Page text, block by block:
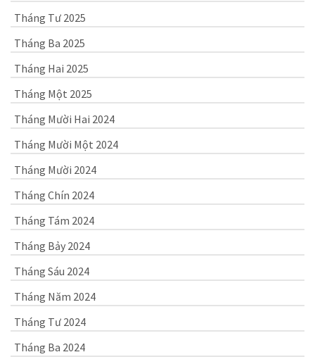
Tháng Tư 2025
Tháng Ba 2025
Tháng Hai 2025
Tháng Một 2025
Tháng Mười Hai 2024
Tháng Mười Một 2024
Tháng Mười 2024
Tháng Chín 2024
Tháng Tám 2024
Tháng Bảy 2024
Tháng Sáu 2024
Tháng Năm 2024
Tháng Tư 2024
Tháng Ba 2024